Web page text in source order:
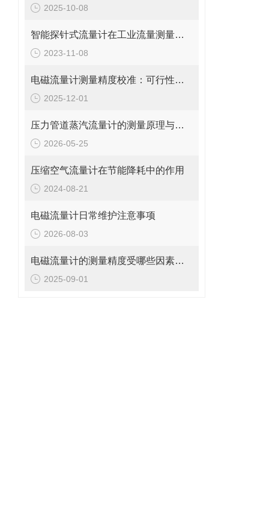
2025-10-08
智能探针式流量计在工业流量测量中的应用
2023-11-08
电磁流量计测量精度校准：可行性、方法与实操指南
2025-12-01
压力管道蒸汽流量计的测量原理与日常维护操作规范
2026-05-25
压缩空气流量计在节能降耗中的作用
2024-08-21
电磁流量计日常维护注意事项
2026-08-03
电磁流量计的测量精度受哪些因素影响?
2025-09-01